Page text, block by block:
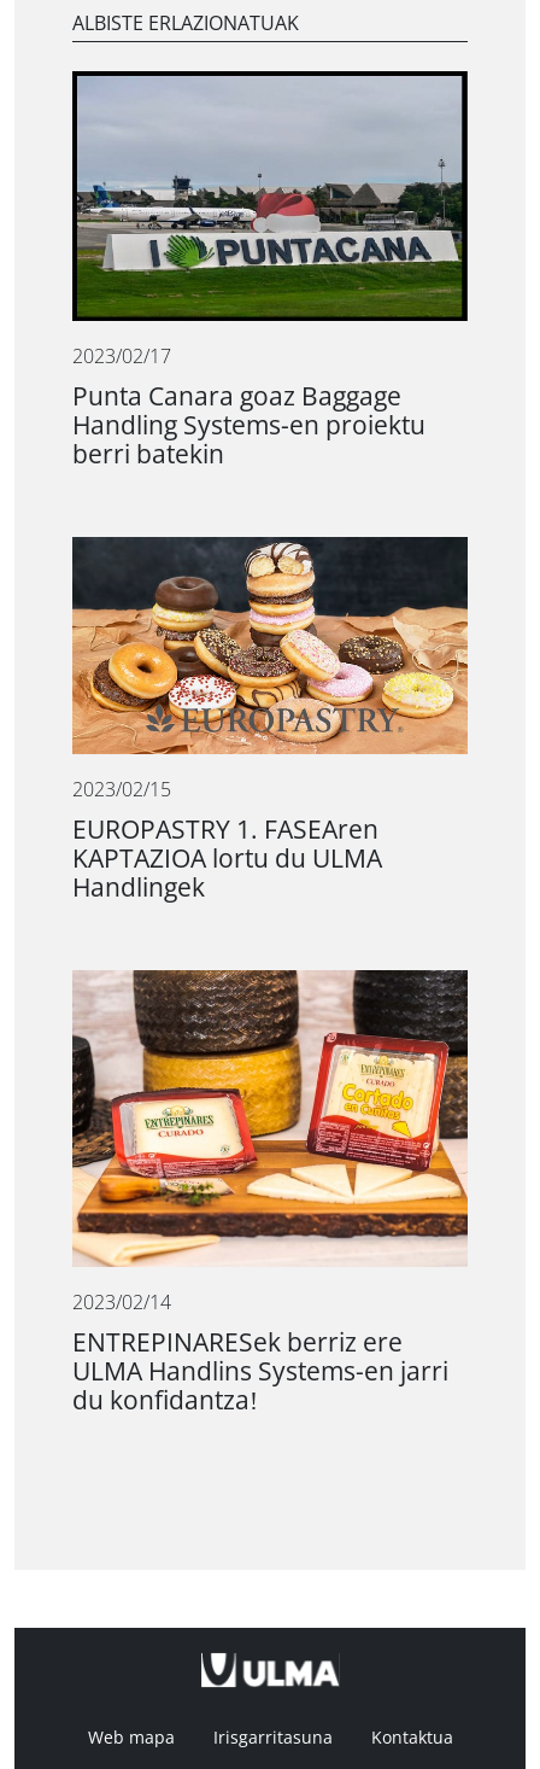
ALBISTE ERLAZIONATUAK
2023/02/17
Punta Canara goaz Baggage
Handling Systems-en proiektu
berri batekin
2023/02/15
EUROPASTRY 1. FASEAren
KAPTAZIOA lortu du ULMA
Handlingek
2023/02/14
ENTREPINARESek berriz ere
ULMA Handlins Systems-en jarri
du konfidantza!
Web mapa Irisgarritasuna Kontaktua